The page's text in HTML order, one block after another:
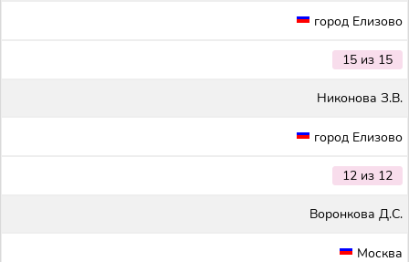
город Елизово
15 из 15
Никонова З.В.
город Елизово
12 из 12
Воронкова Д.С.
Москва